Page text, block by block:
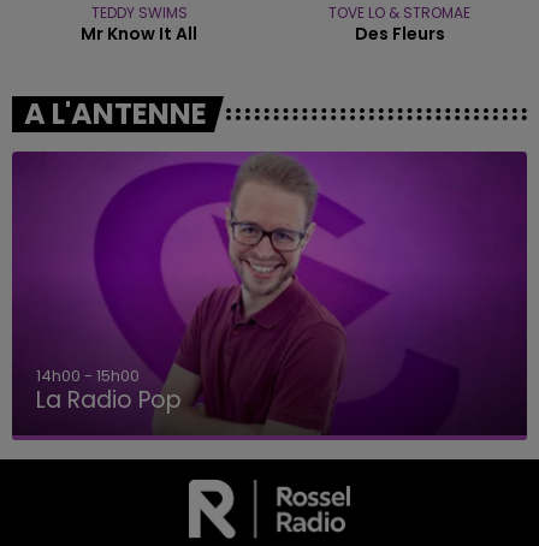
TEDDY SWIMS
Mr Know It All
TOVE LO & STROMAE
Des Fleurs
A L'ANTENNE
14h00 - 15h00
La Radio Pop